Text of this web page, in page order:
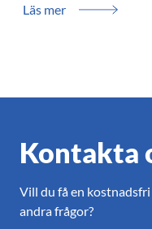
Läs mer
Kontakta
Vill du få en
andra frågor?